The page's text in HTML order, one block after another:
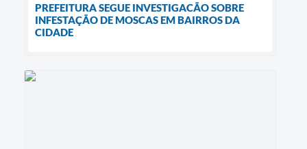
PREFEITURA SEGUE INVESTIGACÃO SOBRE
INFESTAÇÃO DE MOSCAS EM BAIRROS DA
CIDADE